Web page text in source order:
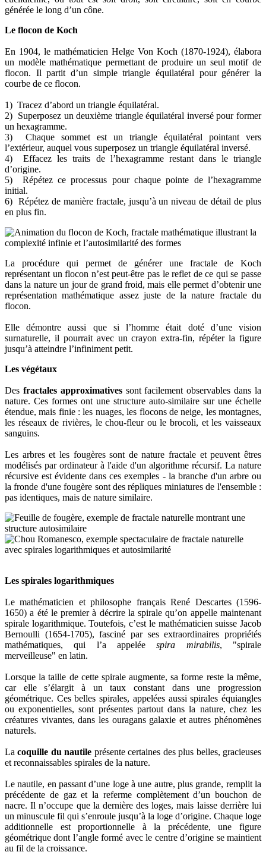
générée le long d’un cône.
Le flocon de Koch
En 1904, le mathématicien Helge Von Koch (1870-1924), élabora
un modèle mathématique permettant de produire un seul motif de
flocon. Il partit d’un simple triangle équilatéral pour générer la
courbe de ce flocon.
1) Tracez d’abord un triangle équilatéral.
2) Superposez un deuxième triangle équilatéral inversé pour former
un hexagramme.
3) Chaque sommet est un triangle équilatéral pointant vers
l’extérieur, auquel vous superposez un triangle équilatéral inversé.
4) Effacez les traits de l’hexagramme restant dans le triangle
d’origine.
5) Répétez ce processus pour chaque pointe de l’hexagramme
initial.
6) Répétez de manière fractale, jusqu’à un niveau de détail de plus
en plus fin.
La procédure qui permet de générer une fractale de Koch
représentant un flocon n’est peut-être pas le reflet de ce qui se passe
dans la nature un jour de grand froid, mais elle permet d’obtenir une
représentation mathématique assez juste de la nature fractale du
flocon.
Elle démontre aussi que si l’homme était doté d’une vision
surnaturelle, il pourrait avec un crayon extra-fin, répéter la figure
jusqu’à atteindre l’infiniment petit.
Les végétaux
Des fractales approximativessont facilement observables dans la
nature. Ces formes ont une structure auto-similaire sur une échelle
étendue, mais finie : les nuages, les flocons de neige, les montagnes,
les réseaux de rivières, le chou-fleur ou le brocoli, et les vaisseaux
sanguins.
Les arbres et les fougères sont de nature fractale et peuvent êtres
modélisés par ordinateur à l'aide d'un algorithme récursif. La nature
récursive est évidente dans ces exemples - la branche d'un arbre ou
la fronde d'une fougère sont des répliques miniatures de l'ensemble :
pas identiques, mais de nature similaire.
Les spirales logarithmiques
Le mathématicien et philosophe français René Descartes (1596-
1650) a été le premier à décrire la spirale qu’on appelle maintenant
spirale logarithmique. Toutefois, c’est le mathématicien suisse Jacob
Bernoulli (1654-1705), fasciné par ses extraordinaires propriétés
mathématiques, qui l’a appeléespira mirabilis, "spirale
merveilleuse" en latin.
Lorsque la taille de cette spirale augmente, sa forme reste la même,
car elle s’élargit à un taux constant dans une progression
géométrique. Ces belles spirales, appelées aussi spirales équiangles
ou exponentielles, sont présentes partout dans la nature, chez les
créatures vivantes, dans les ouragans galaxie et autres phénomènes
naturels.
Lacoquille du nautile présente certaines des plus belles, gracieuses
et reconnaissables spirales de la nature.
Le nautile, en passant d’une loge à une autre, plus grande, remplit la
précédente de gaz et la referme complètement d’un bouchon de
nacre. Il n’occupe que la dernière des loges, mais laisse derrière lui
un minuscule fil qui s’enroule jusqu’à la loge d’origine. Chaque loge
additionnelle est proportionnelle à la précédente, une figure
géométrique dont l’angle formé avec le centre d’origine se maintient
au fil de la croissance.